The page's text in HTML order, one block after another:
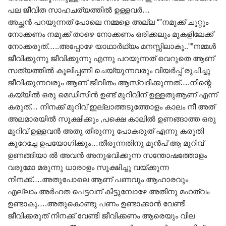
പല ജീവിത സാഹചര്യത്തിൽ ഉള്ളവർ…
അച്ഛൻ പറയുന്നത് പോലെ നമ്മളെ അല്ല “”നമുക്ക് ചുറ്റും
നോക്കണം നമുക്ക് താഴെ നോക്കണം ഒരിക്കലും മുകളിലേക്ക്
നോക്കരുത്…..അപ്പോഴേ യാഥാർഥ്യം മനസ്സിലാകൂ..””നമ്മൾ
ജീവിക്കുന്നു ജീവിക്കുന്നു എന്നു പറയുന്നത് വെറുതെ ആണ്
സത്യത്തിൽ കൂലിപ്പണി ചെയ്യുന്നവരും വിയർപ്പ് രുചിച്ചു
ജീവിക്കുന്നവരും ആണ് ജീവിതം ആസ്വദിക്കുന്നത്….നിന്റെ
കയ്യിൽ ഒരു മെഡിസിൻ ഉണ്ട് മുറിവിന് ഉള്ളതുആണ് എന്ന്
കരുത്‌… നിനക്ക് മുറിവ് ഇല്ലാത്തടുത്തോളം കാലം നീ അത്
അലമാരയിൽ സൂക്ഷിക്കും ,പക്ഷെ കാലിൽ ഉണങ്ങാത്ത ഒരു
മുറിവ് ഉള്ളവൻ അതു തീരുന്നു പോകരുത് എന്നു കരുതി
കുറേച്ചേ ഉപയോഗിക്കും…തീരുന്നതിനു മുൻപ് ആ മുറിവ്
ഉണങ്ങിയാ ൽ അവൻ അനുഭവിക്കുന്ന സന്തോഷത്തോളം
വരുമോ മരുന്നു ധാരാളം സൂക്ഷിച്ചു വയ്ക്കുന്ന
നിനക്ക്….അതുപോലെ ആണ് പണവും ആഹാരവും
എല്ലാം അർഹത പെട്ടവന് കിട്ടുമ്പോഴേ അതിനു മഹത്വം
ഉണ്ടാകു….അതുകൊണ്ടു പണം ഉണ്ടാക്കാൻ വേണ്ടി
ജീവിക്കരുത് നിനക്ക് വേണ്ടി ജീവിക്കണം ആരെയും വില